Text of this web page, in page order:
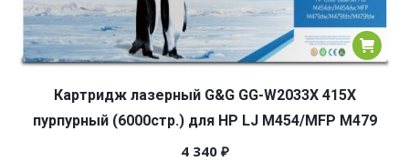
Картридж лазерный G&G GG-W2033X 415X
пурпурный (6000стр.) для HP LJ M454/MFP M479
4 340 ₽